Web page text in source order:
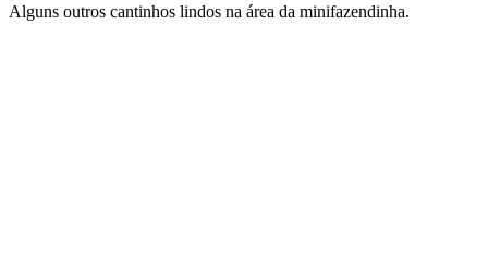
Alguns outros cantinhos lindos na área da minifazendinha.